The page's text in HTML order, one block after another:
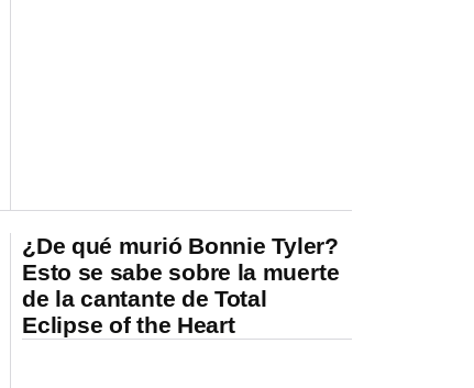
¿De qué murió Bonnie Tyler?
Esto se sabe sobre la muerte
de la cantante de Total
Eclipse of the Heart